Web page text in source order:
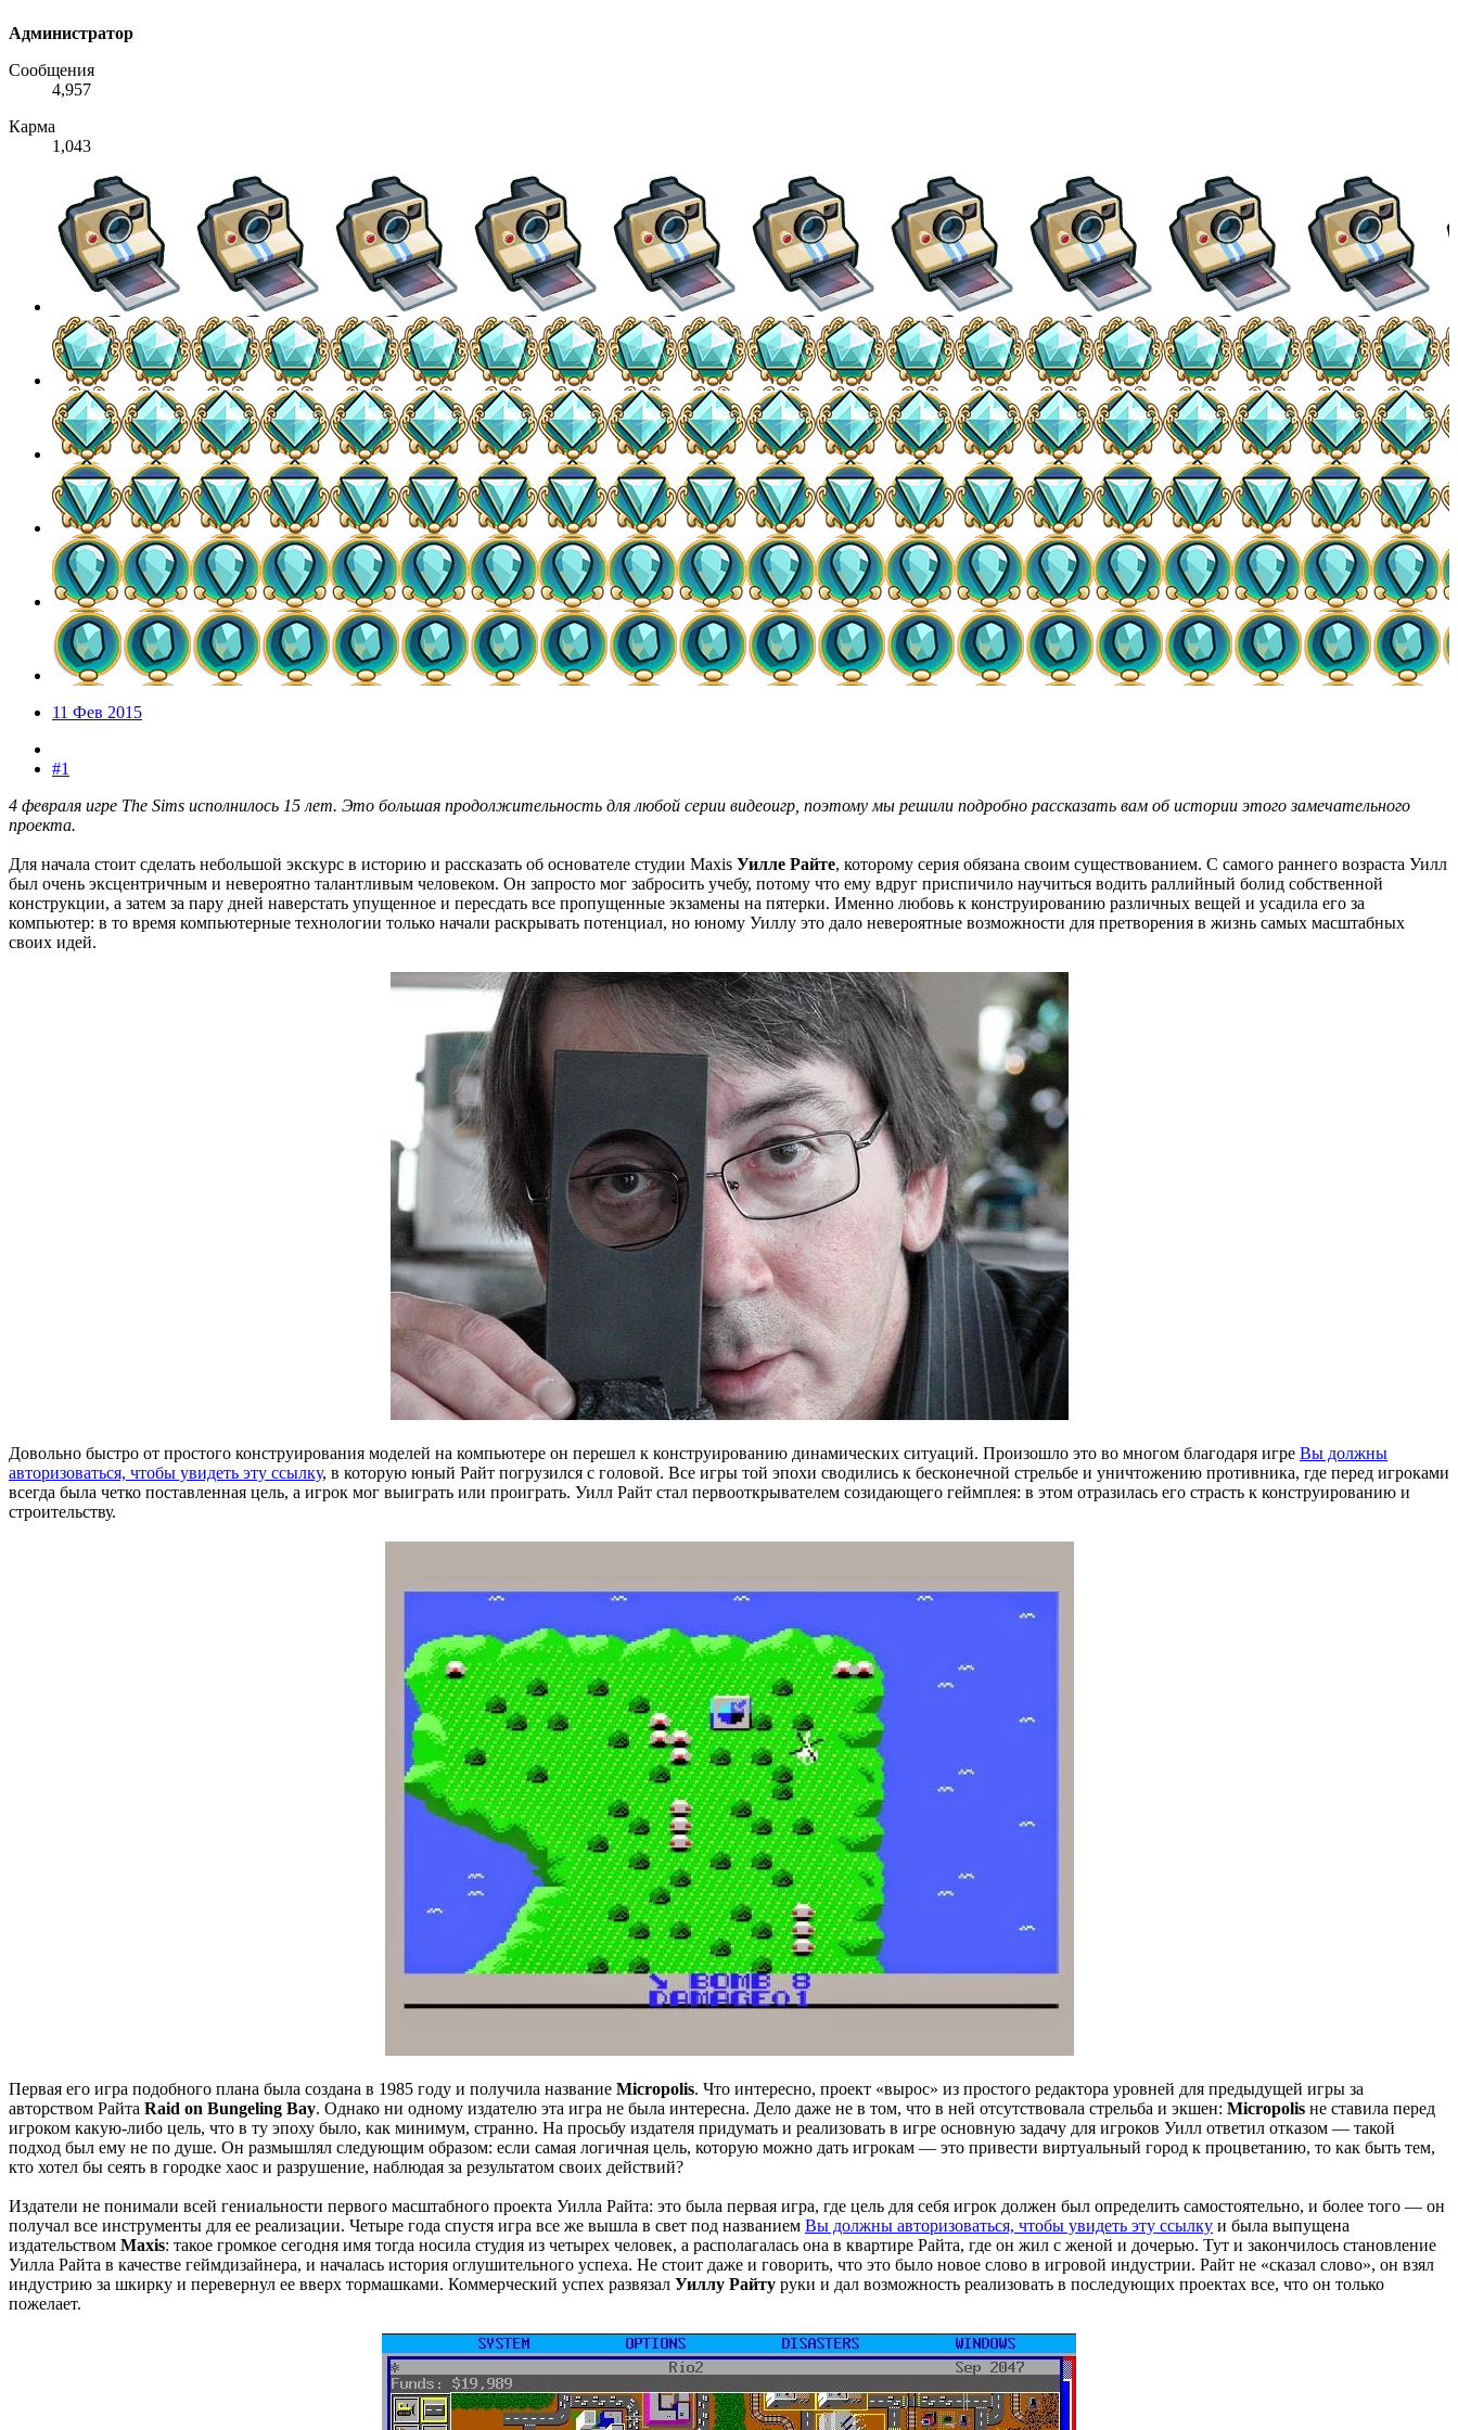
Администратор
Сообщения
4,957
Карма
1,043
11 Фев 2015
#1
4 февраля игре The Sims исполнилось 15 лет. Это большая продолжительность для любой серии видеоигр, поэтому мы решили подробно рассказать вам об истории этого замечательного
проекта.
Для начала стоит сделать небольшой экскурс в историю и рассказать об основателе студии Maxis Уилле Райте, которому серия обязана своим существованием. С самого раннего возраста Уилл
был очень эксцентричным и невероятно талантливым человеком. Он запросто мог забросить учебу, потому что ему вдруг приспичило научиться водить раллийный болид собственной
конструкции, а затем за пару дней наверстать упущенное и пересдать все пропущенные экзамены на пятерки. Именно любовь к конструированию различных вещей и усадила его за
компьютер: в то время компьютерные технологии только начали раскрывать потенциал, но юному Уиллу это дало невероятные возможности для претворения в жизнь самых масштабных
своих идей.
Довольно быстро от простого конструирования моделей на компьютере он перешел к конструированию динамических ситуаций. Произошло это во многом благодаря игре Вы должны
авторизоваться, чтобы увидеть эту ссылку, в которую юный Райт погрузился с головой. Все игры той эпохи сводились к бесконечной стрельбе и уничтожению противника, где перед игроками
всегда была четко поставленная цель, а игрок мог выиграть или проиграть. Уилл Райт стал первооткрывателем созидающего геймплея: в этом отразилась его страсть к конструированию и
строительству.
Первая его игра подобного плана была создана в 1985 году и получила название Micropolis. Что интересно, проект «вырос» из простого редактора уровней для предыдущей игры за
авторством Райта Raid on Bungeling Bay. Однако ни одному издателю эта игра не была интересна. Дело даже не в том, что в ней отсутствовала стрельба и экшен: Micropolis не ставила перед
игроком какую-либо цель, что в ту эпоху было, как минимум, странно. На просьбу издателя придумать и реализовать в игре основную задачу для игроков Уилл ответил отказом — такой
подход был ему не по душе. Он размышлял следующим образом: если самая логичная цель, которую можно дать игрокам — это привести виртуальный город к процветанию, то как быть тем,
кто хотел бы сеять в городке хаос и разрушение, наблюдая за результатом своих действий?
Издатели не понимали всей гениальности первого масштабного проекта Уилла Райта: это была первая игра, где цель для себя игрок должен был определить самостоятельно, и более того — он
получал все инструменты для ее реализации. Четыре года спустя игра все же вышла в свет под названием Вы должны авторизоваться, чтобы увидеть эту ссылку и была выпущена
издательством Maxis: такое громкое сегодня имя тогда носила студия из четырех человек, а располагалась она в квартире Райта, где он жил с женой и дочерью. Тут и закончилось становление
Уилла Райта в качестве геймдизайнера, и началась история оглушительного успеха. Не стоит даже и говорить, что это было новое слово в игровой индустрии. Райт не «сказал слово», он взял
индустрию за шкирку и перевернул ее вверх тормашками. Коммерческий успех развязал Уиллу Райту руки и дал возможность реализовать в последующих проектах все, что он только
пожелает.